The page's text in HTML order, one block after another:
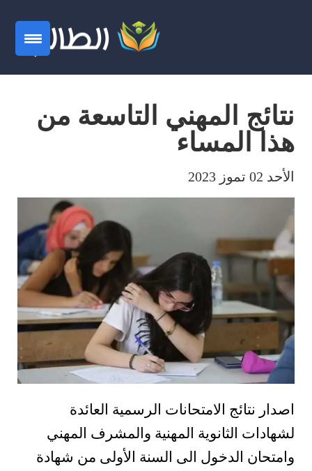
نتائج المهني التاسعة من
هذا المساء
الأحد 02 تموز 2023
اصدار نتائج الامتحانات الرسمية العائدة
لشهادات الثانوية المهنية والمشرف المهني
وامتحان الدخول الى السنة الأولى من شهادة